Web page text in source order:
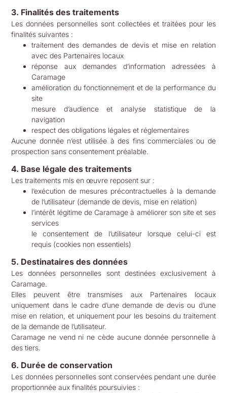
3. Finalités des traitements
Les données personnelles sont collectées et traitées pour les
finalités suivantes :
traitement des demandes de devis et mise en relation
avec des Partenaires locaux
réponse aux demandes d’information adressées à
Caramage
amélioration du fonctionnement et de la performance du
site
mesure d’audience et analyse statistique de la
navigation
respect des obligations légales et réglementaires
Aucune donnée n’est utilisée à des fins commerciales ou de
prospection sans consentement préalable.
4. Base légale des traitements
Les traitements mis en œuvre reposent sur :
l’exécution de mesures précontractuelles à la demande
de l’utilisateur (demande de devis, mise en relation)
l’intérêt légitime de Caramage à améliorer son site et ses
services
le consentement de l’utilisateur lorsque celui-ci est
requis (cookies non essentiels)
5. Destinataires des données
Les données personnelles sont destinées exclusivement à
Caramage.
Elles peuvent être transmises aux Partenaires locaux
uniquement dans le cadre d’une demande de devis ou d’une
mise en relation, et uniquement pour les besoins du traitement
de la demande de l’utilisateur.
Caramage ne vend ni ne cède aucune donnée personnelle à
des tiers.
6. Durée de conservation
Les données personnelles sont conservées pendant une durée
proportionnée aux finalités poursuivies :